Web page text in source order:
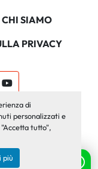
di
personalizzati e
tutto",
più
CHI SIAMO
PRIVACY
youtube
Machinio
Cookies